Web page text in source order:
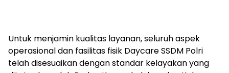
Untuk menjamin kualitas layanan, seluruh aspek
operasional dan fasilitas fisik Daycare SSDM Polri
telah disesuaikan dengan standar kelayakan yang